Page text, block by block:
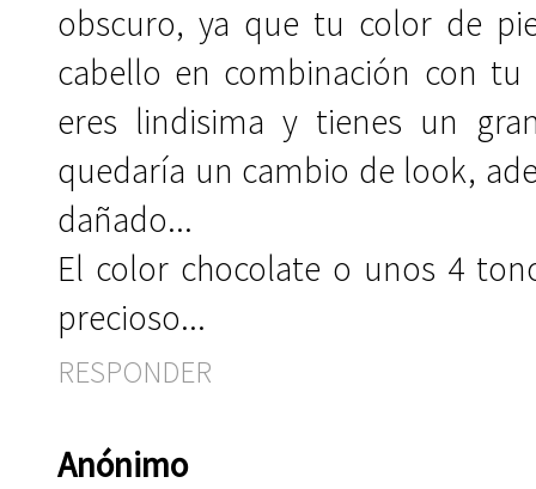
obscuro, ya que tu color de
cabello en combinación con
eres lindisima y tienes un
quedaría un cambio de look,
dañado...
El color chocolate o unos 4
precioso...
RESPONDER
Anónimo